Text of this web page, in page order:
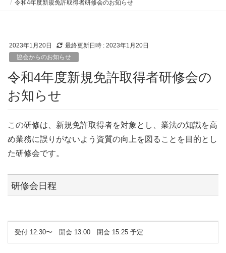
令和4年度新規免許取得者研修会のお知らせ
2023年1月20日 最終更新日時 : 2023年1月20日
協会からのお知らせ
令和4年度新規免許取得者研修会の
お知らせ
この研修は、新規免許取得者を対象とし、業法の知識を高
め業務に誤りがないよう資質の向上を図ることを目的とし
た研修会です。
研修会⽇程
受付 12:30〜 開会 13:00 閉会 15:25 予定